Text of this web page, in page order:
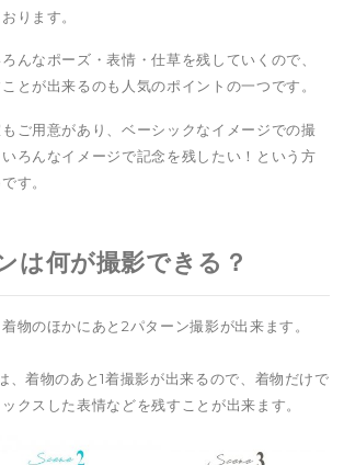
ります。
んなポーズ・表情・仕草を残していくので、
とが出来るのも人気のポイントの一つです。
ご用意があり、ベーシックなイメージでの撮
ろんなイメージで記念を残したい！という方
す。
は何が撮影できる？
物のほかにあと2パターン撮影が出来ます。
、着物のあと1着撮影が出来るので、着物だけで
クスした表情などを残すことが出来ます。